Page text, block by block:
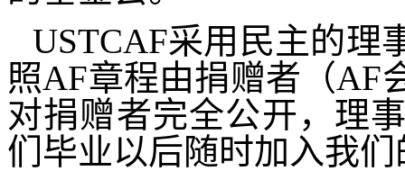
USTCAF采用民主的理
照AF章程由捐赠者（AF
对捐赠者完全公开，理
们毕业以后随时加入我